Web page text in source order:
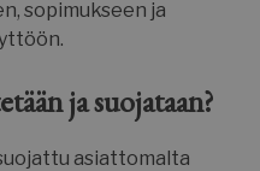
sopimukseen ja
ja suojataan?
asiattomalta